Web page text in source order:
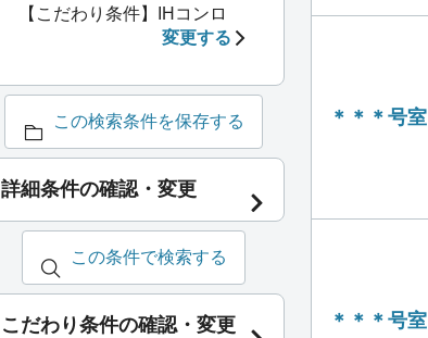
＊＊＊号室
＊＊＊号室
【こだわり条件】IHコンロ
変更する
この検索条件を保存する
詳細条件の確認・変更
この条件で検索する
こだわり条件の確認・変更